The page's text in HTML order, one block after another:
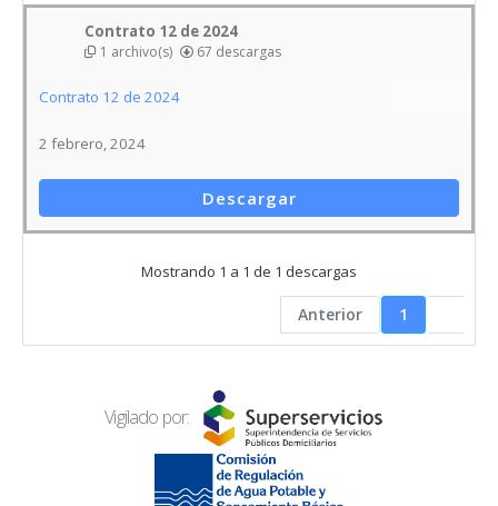
Contrato 12 de 2024
1 archivo(s) 67 descargas
Contrato 12 de 2024
2 febrero, 2024
Descargar
Mostrando 1 a 1 de 1 descargas
Anterior 1
Vigilado por: